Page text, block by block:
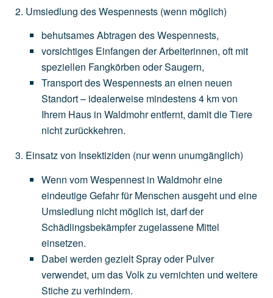
Umsiedlung des Wespennests (wenn möglich)
behutsamesAbtragen desWespennests,
vorsichtiges Einfangen derArbeiterinnen, oft mit
speziellen Fangkörben oderSaugern,
TransportdesWespennestsan einen neuen
Standort– idealerweise mindestens4 kmvon
Ihrem Haus in Waldmohrentfernt, damitdieTiere
nichtzurückkehren.
Einsatz von Insektiziden (nurwenn unumgänglich)
Wenn vomWespennest in Waldmohreine
eindeutigeGefahrfür Menschen ausgeht und eine
Umsiedlung nicht möglich ist, darfder
Schädlingsbekämpferzugelassene Mittel
einsetzen.
Dabei werden gezieltSprayoder Pulver
verwendet, umdasVolkzu vernichten und weitere
Stichezu verhindern.